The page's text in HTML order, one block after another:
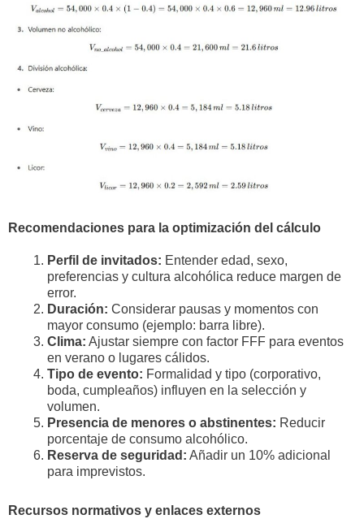
Recomendaciones para la optimización del cálculo
Perfil de invitados: Entender edad, sexo,
preferencias y cultura alcohólica reduce margen de
error.
Duración: Considerar pausas y momentos con
mayor consumo (ejemplo: barra libre).
Clima: Ajustar siempre con factor FFF para eventos
en verano o lugares cálidos.
Tipo de evento: Formalidad y tipo (corporativo,
boda, cumpleaños) influyen en la selección y
volumen.
Presencia de menores o abstinentes: Reducir
porcentaje de consumo alcohólico.
Reserva de seguridad: Añadir un 10% adicional
para imprevistos.
Recursos normativos y enlaces externos